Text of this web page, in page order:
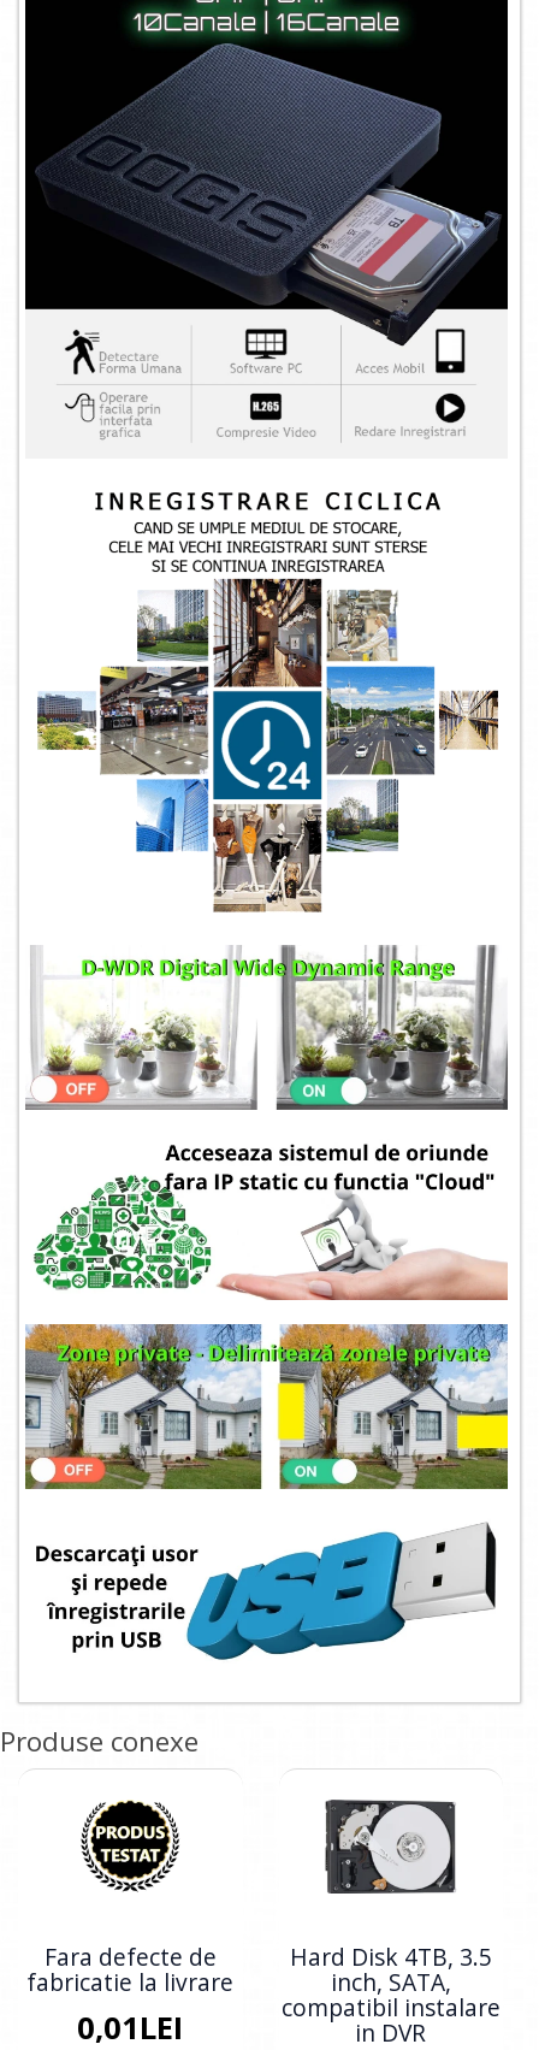
Produse conexe
Fara defecte de
fabricatie la livrare
0,01LEI
Hard Disk 4TB, 3.5
inch, SATA,
compatibil instalare
in DVR